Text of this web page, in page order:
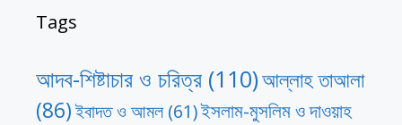
Tags
আদব-শিষ্টাচার ও চরিত্র (110)আল্লাহ তাআলা
(86)ইবাদত ও আমল(61)ইসলাম-মুসলিম ও দাওয়াহ